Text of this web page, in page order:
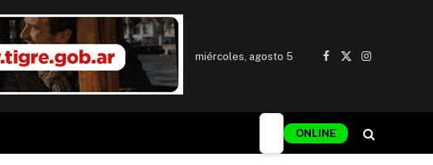
miércoles, agosto 5
Facebook
X
Instagram
ONLINE